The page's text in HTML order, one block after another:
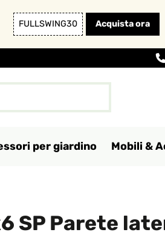
FULLSWING30 Acquista ora
per giardino Mobili &
SP Parete